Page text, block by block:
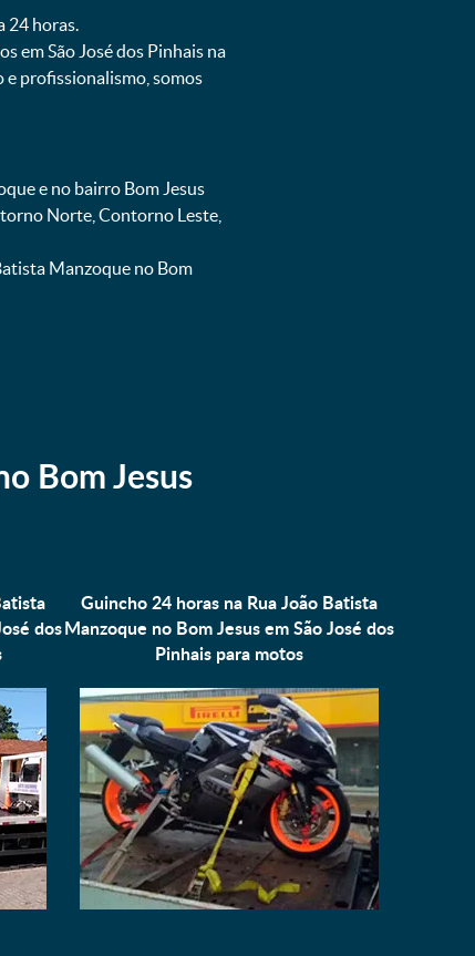
24 horas.
em São José dos Pinhais na
e profissionalismo, somos
e no bairro Bom Jesus
Norte, Contorno Leste,
Manzoque no Bom
Bom Jesus
dos
Guincho 24 horas na Rua João Batista
Manzoque no Bom Jesus em São José dos
Pinhais para motos